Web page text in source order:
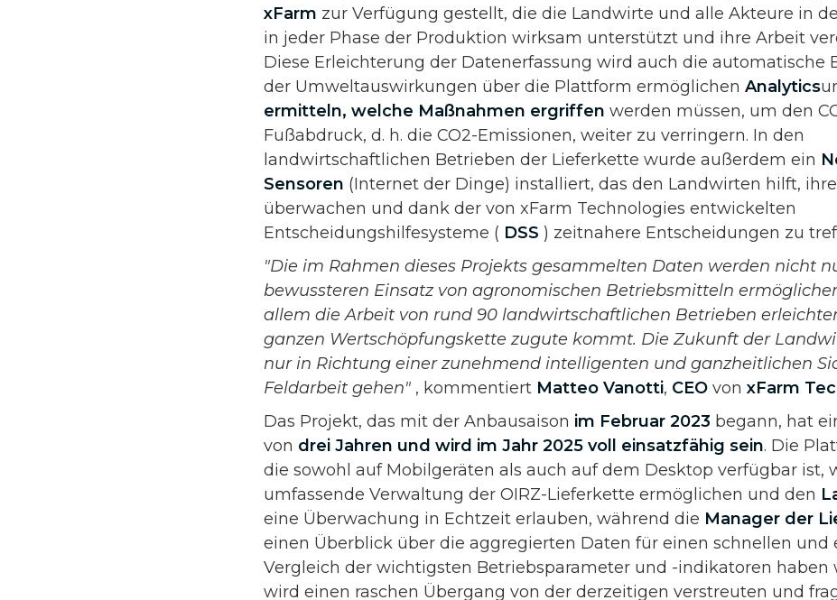
xFarm zur Verfügung gestellt, die die Landwirte und alle Akteure in
in jeder Phase der Produktion wirksam unterstützt und ihre Arbeit
Diese Erleichterung der Datenerfassung wird auch die automatische
der Umweltauswirkungen über die Plattform ermöglichen Analytics
ermitteln, welche Maßnahmen ergriffen werden müssen, um den
Fußabdruck, d. h. die CO2-Emissionen, weiter zu verringern. In den
landwirtschaftlichen Betrieben der Lieferkette wurde außerdem ein
Sensoren (Internet der Dinge) installiert, das den Landwirten hilft,
überwachen und dank der von xFarm Technologies entwickelten
Entscheidungshilfesysteme ( DSS ) zeitnahere Entscheidungen zu
"Die im Rahmen dieses Projekts gesammelten Daten werden nicht
bewussteren Einsatz von agronomischen Betriebsmitteln
allem die Arbeit von rund 90 landwirtschaftlichen Betrieben
ganzen Wertschöpfungskette zugute kommt. Die Zukunft der
nur in Richtung einer zunehmend intelligenten und ganzheitlichen
Feldarbeit gehen" , kommentiert Matteo Vanotti, CEO von xFarm
Das Projekt, das mit der Anbausaison im Februar 2023 begann, hat
von drei Jahren und wird im Jahr 2025 voll einsatzfähig sein. Die
die sowohl auf Mobilgeräten als auch auf dem Desktop verfügbar ist,
umfassende Verwaltung der OIRZ-Lieferkette ermöglichen und den
eine Überwachung in Echtzeit erlauben, während die Manager der
einen Überblick über die aggregierten Daten für einen schnellen und
Vergleich der wichtigsten Betriebsparameter und -indikatoren haben
wird einen raschen Übergang von der derzeitigen verstreuten und